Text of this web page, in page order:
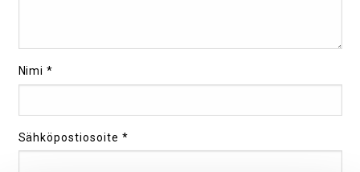
Nimi*
Sähköpostiosoite *